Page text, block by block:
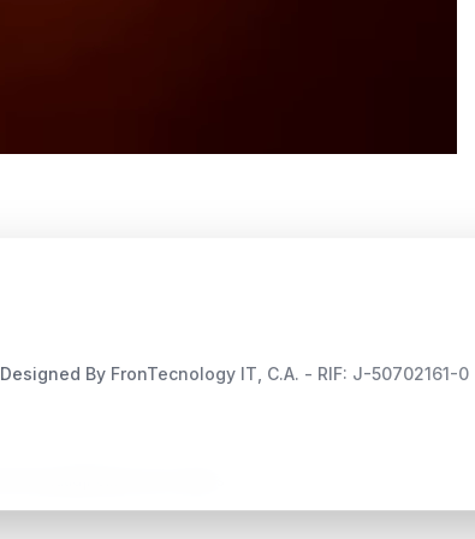
Designed By FronTecnology IT, C.A. - RIF: J-50702161-0